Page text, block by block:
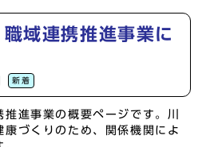
域連携推進事業に
新着
進事業の概要ページです。川
康づくりのため、関係機関によ